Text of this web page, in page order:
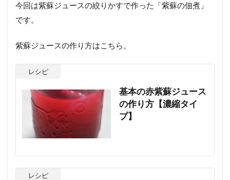
今回は紫蘇ジュースの絞りかすで作った「紫蘇の佃煮」
です。
紫蘇ジュースの作り方はこちら。
レシピ
基本の赤紫蘇ジュース
の作り方【濃縮タイ
プ】
レシピ